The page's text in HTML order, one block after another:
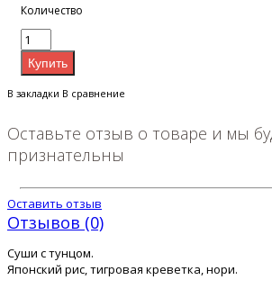
Количество
В закладки В сравнение
Оставьте отзыв о товаре и мы
признательны
Оставить отзыв
Отзывов (0)
Суши с тунцом.
Японский рис, тигровая креветка, нори.